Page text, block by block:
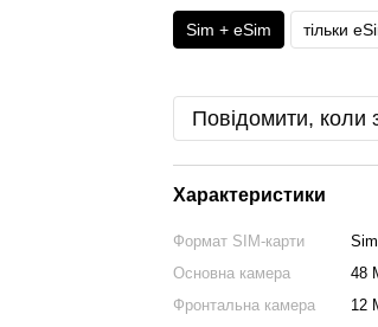
Sim + eSim тільки
Повідомити, коли
Характеристики
Формат SIM-карти
Основна камера
48
Фронтальна камера
12